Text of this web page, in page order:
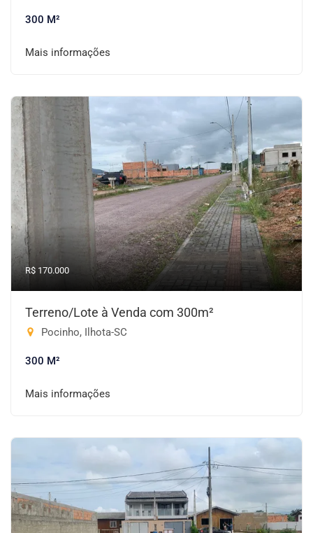
300 M²
Mais informações
R$ 170.000
Terreno/Lote à Venda com 300m²
Pocinho, Ilhota-SC
300 M²
Mais informações